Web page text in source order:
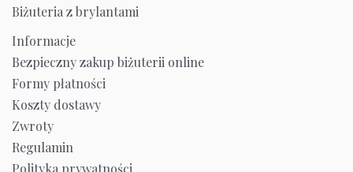
Biżuteria z brylantami
Informacje
Bezpieczny zakup biżuterii online
Formy płatności
Koszty dostawy
Zwroty
Regulamin